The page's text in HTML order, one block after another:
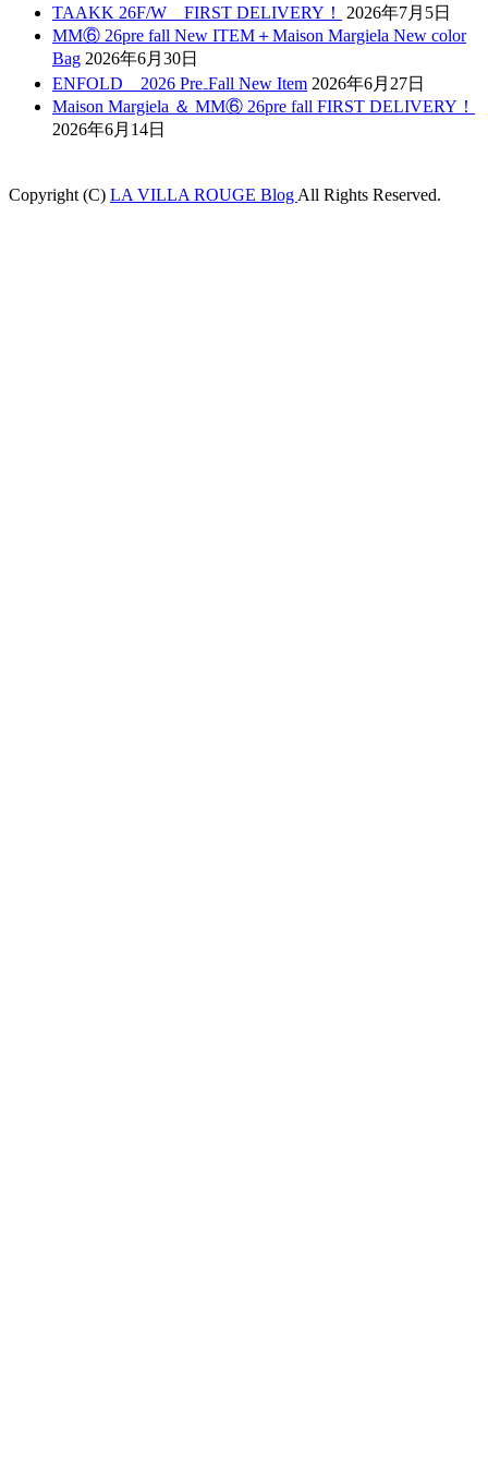
TAAKK 26F/W FIRST DELIVERY！
2026年7月5日
MM⑥ 26pre fall New ITEM＋Maison Margiela New color
Bag 2026年6月30日
ENFOLD 2026 Pre₋Fall New Item 2026年6月27日
Maison Margiela ＆ MM⑥ 26pre fall FIRST DELIVERY！
2026年6月14日
Copyright (C) LA VILLA ROUGE Blog All Rights Reserved.